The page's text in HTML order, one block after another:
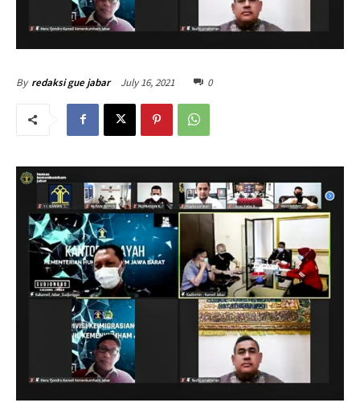
By redaksi gue jabar July 16, 2021 0